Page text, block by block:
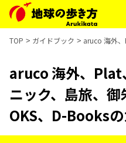
TOP ガイドブック aruco 海外
aruco 海外、Plat
ニック、島旅、
OKS、D-Books